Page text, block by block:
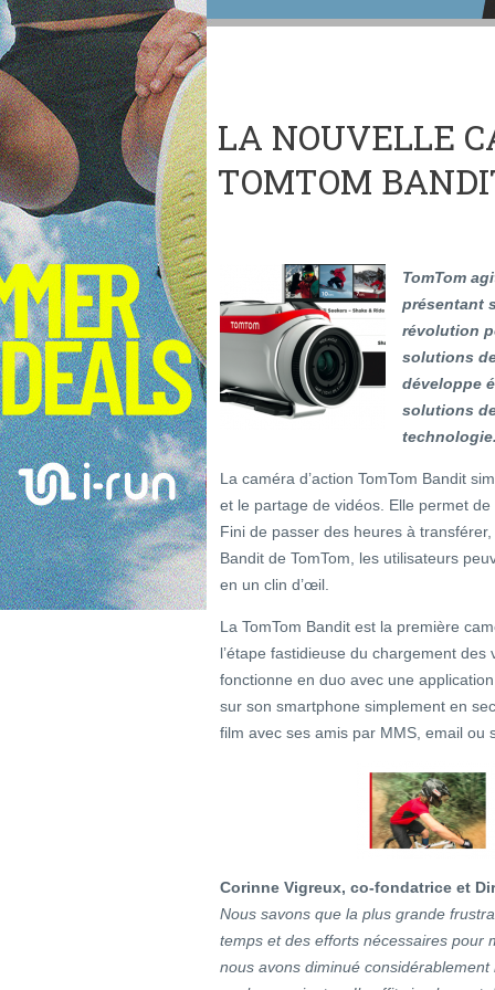
LA NOUVELLE
TOMTOM
TomTom
présentant
révolution
solutions
développe
solutions
La caméra d’action TomTom Bandit
et le partage de vidéos. Elle permet
Fini de passer des heures à
Bandit de TomTom, les utilisateurs
en un clin d’œil.
La TomTom Bandit est la première
l’étape fastidieuse du chargement
fonctionne en duo avec une
sur son smartphone simplement en
film avec ses amis par MMS, email ou
Corinne Vigreux, co-fondatrice et
Nous savons que la plus grande
temps et des efforts nécessaires pour
nous avons diminué